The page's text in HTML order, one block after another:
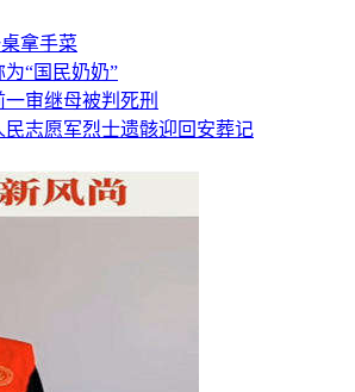
拿手菜
“国民奶奶”
审继母被判死刑
志愿军烈士遗骸迎回安葬记